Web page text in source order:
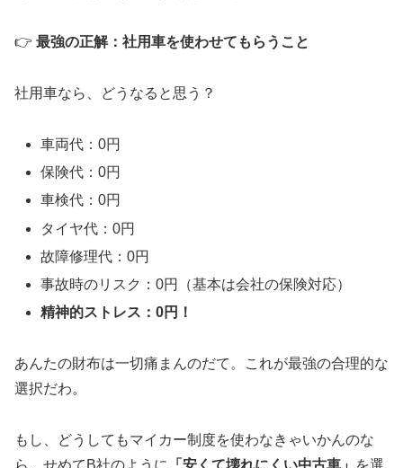
👉 最強の正解：社用車を使わせてもらうこと
社用車なら、どうなると思う？
車両代：0円
保険代：0円
車検代：0円
タイヤ代：0円
故障修理代：0円
事故時のリスク：0円（基本は会社の保険対応）
精神的ストレス：0円！
あんたの財布は一切痛まんのだて。これが最強の合理的な
選択だわ。
もし、どうしてもマイカー制度を使わなきゃいかんのな
ら、せめてB社のように
「安くて壊れにくい中古車」
を選